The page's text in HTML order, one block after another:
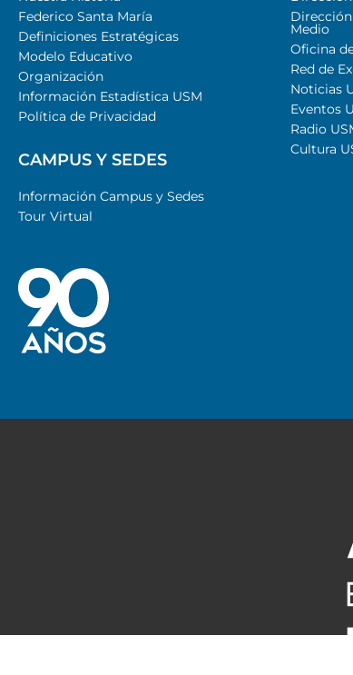
Federico Santa María
Definiciones Estratégicas
Modelo Educativo
Organización
Información Estadística USM
Política de Privacidad
CAMPUS Y SEDES
Información Campus y Sedes
Tour Virtual
Medio
Oficina
Red de
Noticias
Eventos
Radio
Cultura